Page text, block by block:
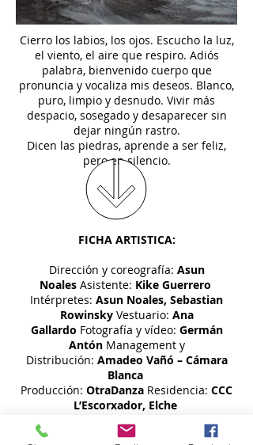
Cierro los labios, los ojos. Escucho la luz,
el viento, el aire que respiro. Adiós
palabra, bienvenido cuerpo que
pronuncia y vocaliza mis deseos. Blanco,
puro, limpio y desnudo. Vivir más
despacio, sosegado y desaparecer sin
dejar ningún rastro.
Dicen las piedras, aprende a ser feliz,
pero en silencio.
FICHA ARTISTICA:
Dirección y coreografía: Asun
NoalesAsistente: Kike Guerrero
Intérpretes: Asun Noales, Sebastian
RowinskyVestuario: Ana
Gallardo Fotografía y vídeo: Germán
AntónManagement y
Distribución: Amadeo Vañó – Cámara
Blanca
Producción: OtraDanza Residencia: CCC
L’Escorxador, Elche